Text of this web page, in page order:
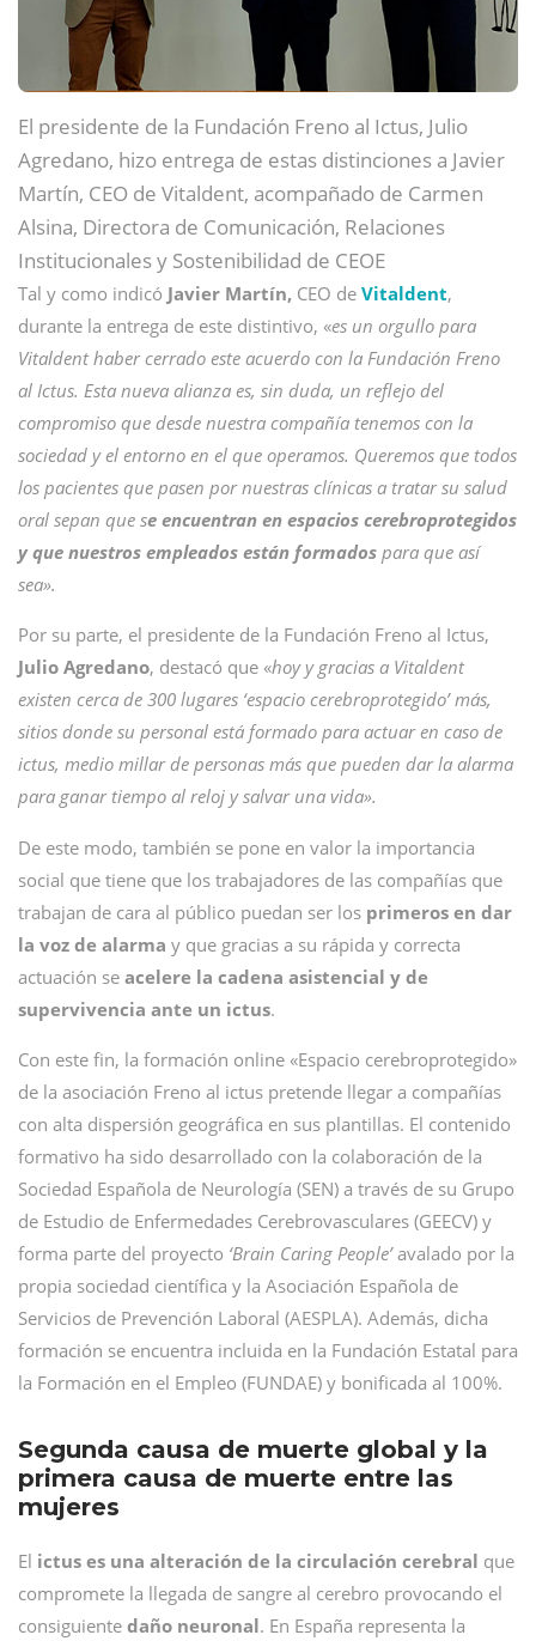
El presidente de la Fundación Freno al Ictus, Julio
Agredano, hizo entrega de estas distinciones a Javier
Martín, CEO de Vitaldent, acompañado de Carmen
Alsina, Directora de Comunicación, Relaciones
Institucionales y Sostenibilidad de CEOE
Tal y como indicó Javier Martín, CEO de Vitaldent,
durante la entrega de este distintivo, «es un orgullo para
Vitaldent haber cerrado este acuerdo con la Fundación Freno
al Ictus. Esta nueva alianza es, sin duda, un reflejo del
compromiso que desde nuestra compañía tenemos con la
sociedad y el entorno en el que operamos. Queremos que todos
los pacientes que pasen por nuestras clínicas a tratar su salud
oral sepan que se encuentran en espacios cerebroprotegidos
y que nuestros empleados están formados para que así
sea».
Por su parte, el presidente de la Fundación Freno al Ictus,
Julio Agredano, destacó que «hoy y gracias a Vitaldent
existen cerca de 300 lugares ‘espacio cerebroprotegido’ más,
sitios donde su personal está formado para actuar en caso de
ictus, medio millar de personas más que pueden dar la alarma
para ganar tiempo al reloj y salvar una vida».
De este modo, también se pone en valor la importancia
social que tiene que los trabajadores de las compañías que
trabajan de cara al público puedan ser los primeros en dar
la voz de alarma y que gracias a su rápida y correcta
actuación se acelere la cadena asistencial y de
supervivencia ante un ictus.
Con este fin, la formación online «Espacio cerebroprotegido»
de la asociación Freno al ictus pretende llegar a compañías
con alta dispersión geográfica en sus plantillas. El contenido
formativo ha sido desarrollado con la colaboración de la
Sociedad Española de Neurología (SEN) a través de su Grupo
de Estudio de Enfermedades Cerebrovasculares (GEECV) y
forma parte del proyecto ‘Brain Caring People’avalado por la
propia sociedad científica y la Asociación Española de
Servicios de Prevención Laboral (AESPLA). Además, dicha
formación se encuentra incluida en la Fundación Estatal para
la Formación en el Empleo (FUNDAE) y bonificada al 100%.
Segunda causa de muerte global y la
primera causa de muerte entre las
mujeres
El ictus es una alteración de la circulación cerebral que
compromete la llegada de sangre al cerebro provocando el
consiguiente daño neuronal. En España representa la